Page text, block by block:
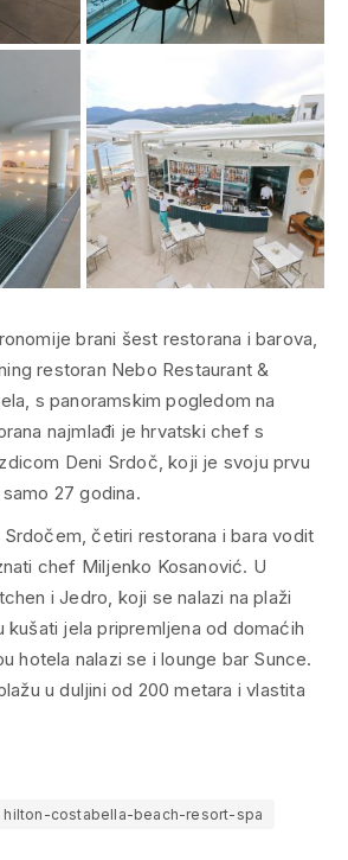
brani šest restorana i barova,
restoran Nebo Restaurant &
s panoramskim pogledom na
najmlađi je hrvatski chef s
Deni Srdoč, koji je svoju prvu
27 godina.
četiri restorana i bara vodit
chef Miljenko Kosanović. U
i Jedro, koji se nalazi na plaži
kušati jela pripremljena od domaćih
hotela nalazi se i lounge bar Sunce.
u duljini od 200 metara i vlastita
hilton-costabella-beach-resort-spa